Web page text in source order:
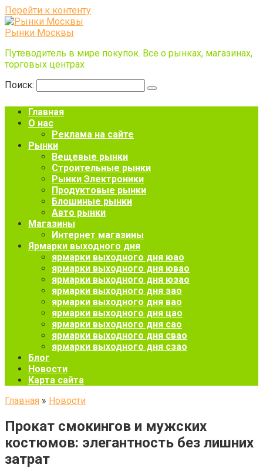
Перейти к контенту
Рынки Москвы
Путеводитель в мире покупок. Все о рынках, магазинах,
торговых центрах
Поиск:
Главная
О нас
Реклама на сайте
Рынки
Вещевые рынки
Строительные рынки
Рынки Электроники
Продуктовые рынки
Блошиные рынки
Авто рынки
Магазины
Интернет магазины
Ярмарки выходного дня
ярмарки выходного дня юао
ярмарки выходного дня ювао
ярмарки выходного дня юзао
ярмарки выходного дня зао
ярмарки выходного дня вао
ярмарки выходного дня цао
ярмарки выходного дня сао
ярмарки выходного дня свао
ярмарки выходного дня сзао
Блог
Новости
Карта сайта
Главная » Новости
Прокат смокингов и мужских
костюмов: элегантность без лишних
затрат